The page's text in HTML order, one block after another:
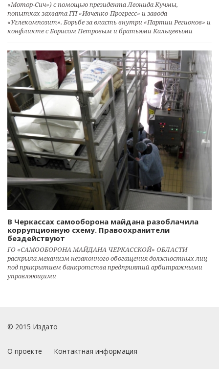
«Мотор-Сич») с помощью президента Леонида Кучмы,
попытках захвата ГП «Ивченко-Прогресс» и завода
«Углекомпозит». Борьбе за власть внутри «Партии Регионов» и
конфликте с Борисом Петровым и братьями Кальцевыми
В Черкассах самооборона майдана разоблачила
коррупционную схему. Правоохранители
бездействуют
ГО «САМООБОРОНА МАЙДАНА ЧЕРКАССКОЙ» ОБЛАСТИ
раскрыла механизм незаконного обогащения должностных лиц
под прикрытием банкротства предприятий арбитражными
управляющими
© 2015 Издато
О проекте Контактная информация